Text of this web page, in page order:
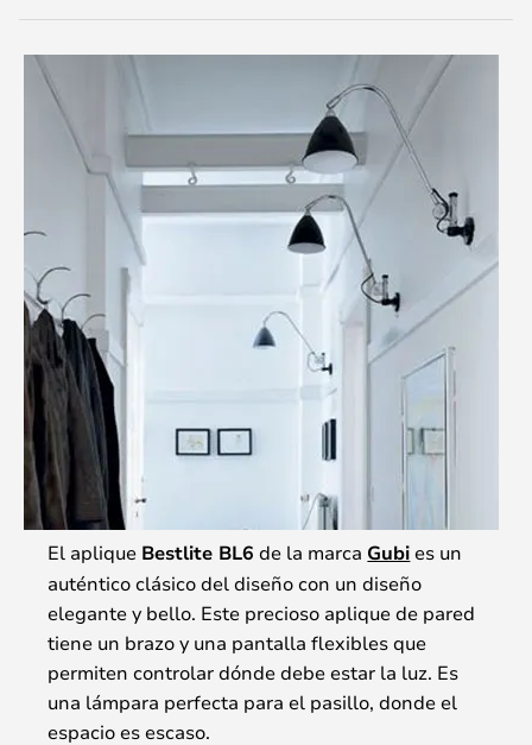
El aplique Bestlite BL6 de la marca Gubies un
auténtico clásico del diseño con un diseño
elegante y bello. Este precioso aplique de pared
tiene un brazo y una pantalla flexibles que
permiten controlar dónde debe estar la luz. Es
una lámpara perfecta para el pasillo, donde el
espacio es escaso.